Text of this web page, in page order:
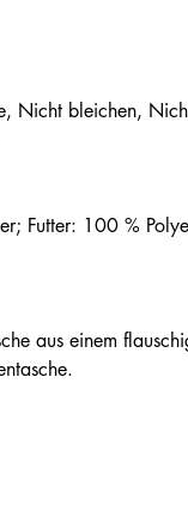
Nicht bleichen,
Futter: 100 %
aus einem